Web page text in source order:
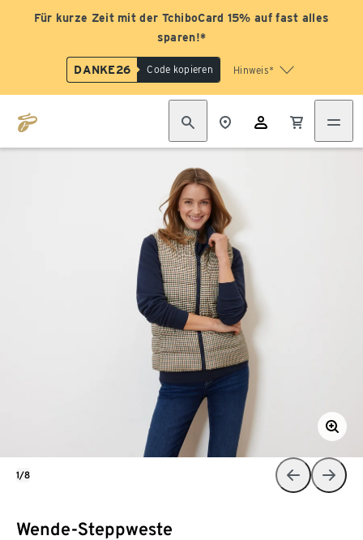
Für kurze Zeit mit der TchiboCard 15% auf fast alles
sparen!*
DANKE26 Code kopieren Hinweis*
Wende-Steppweste
1/8